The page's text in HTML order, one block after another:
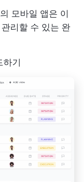
모바일 앱은 이
리할 수 있는 완
하기